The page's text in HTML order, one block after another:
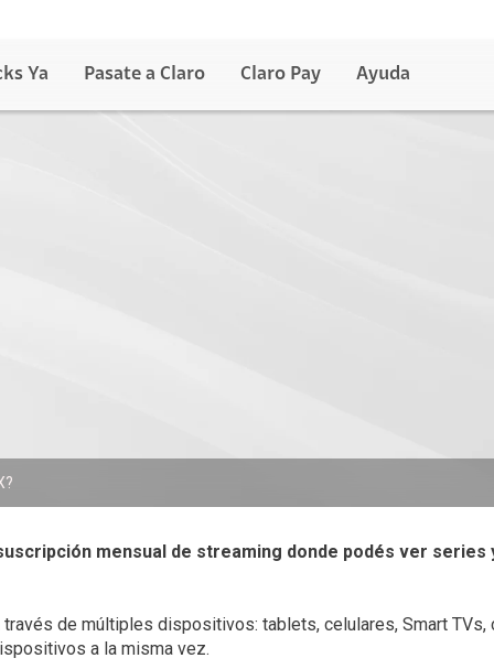
Ya Pasate a Claro Claro Pay Ayuda
mensual de streaming donde podés ver series
de múltiples dispositivos: tablets, celulares, Smart
a la misma vez.